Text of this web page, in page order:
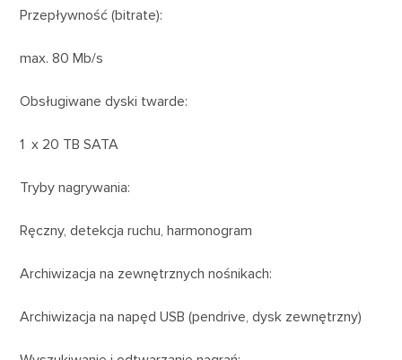
Przepływność (bitrate):
max. 80 Mb/s
Obsługiwane dyski twarde:
1 x 20 TB SATA
Tryby nagrywania:
Ręczny, detekcja ruchu, harmonogram
Archiwizacja na zewnętrznych nośnikach:
Archiwizacja na napęd USB (pendrive, dysk zewnętrzny)